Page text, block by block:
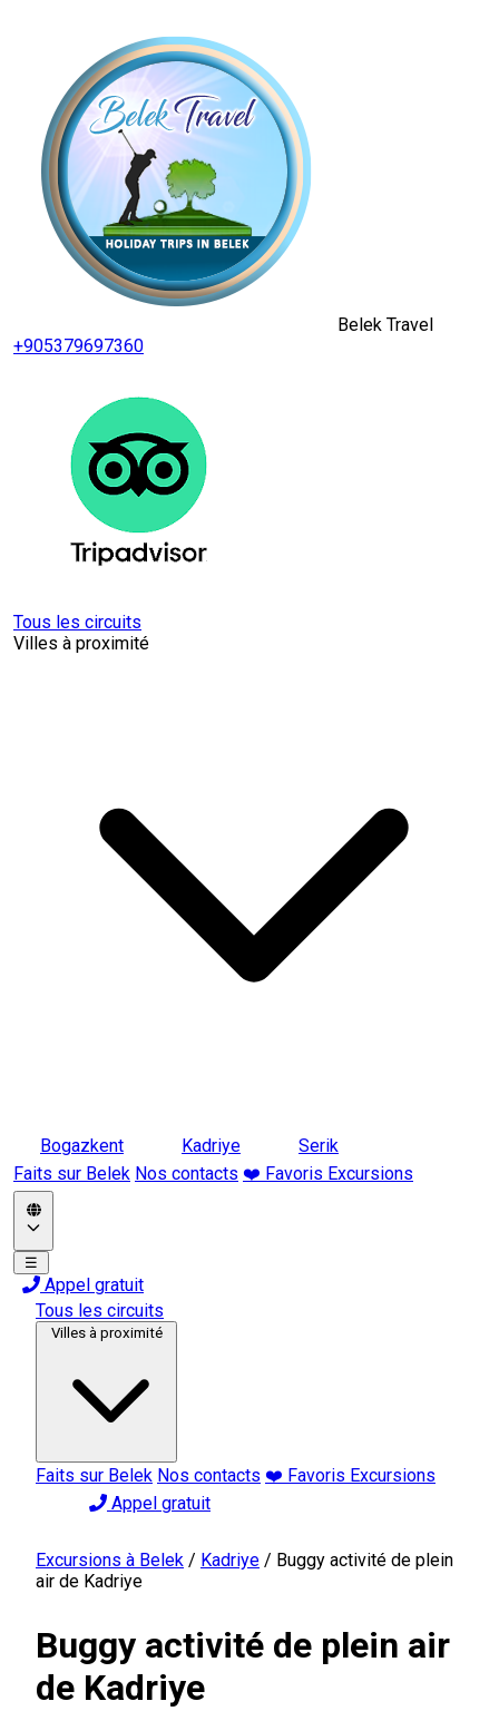
Belek Travel
+905379697360
Tous les circuits
Villes à proximité
Bogazkent Kadriye
Serik
Faits sur Belek Nos contacts ❤️ Favoris Excursions
☰
Appel gratuit
Tous les circuits
Villes à proximité
Faits sur Belek Nos contacts ❤️ Favoris Excursions
Appel gratuit
Excursions à Belek / Kadriye / Buggy activité de plein
air de Kadriye
Buggy activité de plein air
de Kadriye